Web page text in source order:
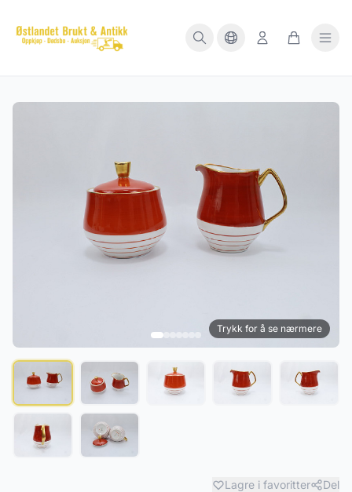
Trykk for å se nærmere
Lagre i favoritter Del